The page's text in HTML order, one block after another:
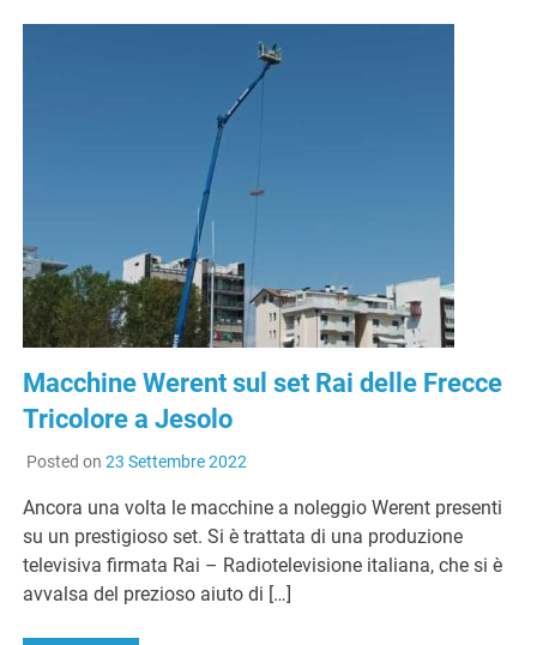
Macchine Werent sul set Rai delle Frecce
Tricolore a Jesolo
Posted on 23 Settembre 2022
Ancora una volta le macchine a noleggio Werent presenti
su un prestigioso set. Si è trattata di una produzione
televisiva firmata Rai – Radiotelevisione italiana, che si è
avvalsa del prezioso aiuto di […]